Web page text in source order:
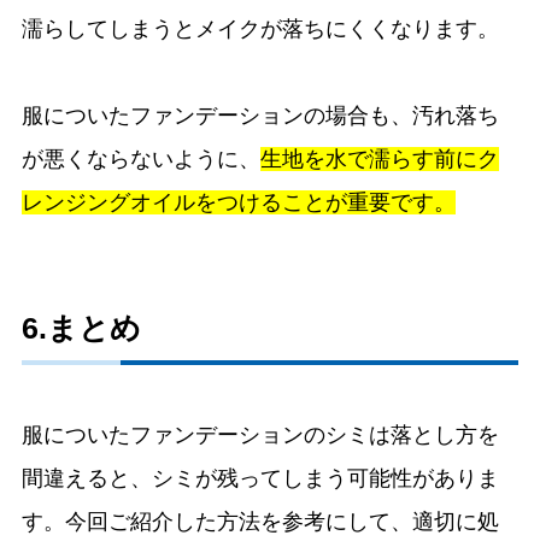
濡らしてしまうとメイクが落ちにくくなります。
服についたファンデーションの場合も、汚れ落ち
が悪くならないように、 生地を水で濡らす前にク
レンジングオイルをつけることが重要です。
6.まとめ
服についたファンデーションのシミは落とし方を
間違えると、シミが残ってしまう可能性がありま
す。今回ご紹介した方法を参考にして、適切に処